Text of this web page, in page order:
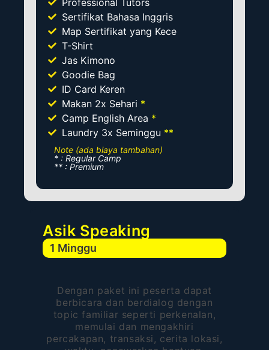
Professional Tutors
Sertifikat Bahasa Inggris
Map Sertifikat yang Kece
T-Shirt
Jas Kimono
Goodie Bag
ID Card Keren
Makan 2x Sehari *
Camp English Area *
Laundry 3x Seminggu **
Note (ada biaya tambahan)
* : Regular Camp
** : Premium
Asik Speaking
1 Minggu
Dengan paket ini peserta dapat
berbicara dan berdialog dengan
topic familiar seperti perkenalan,
memulai dan mengakhiri
percakapan, transaksi, cerita lokasi,